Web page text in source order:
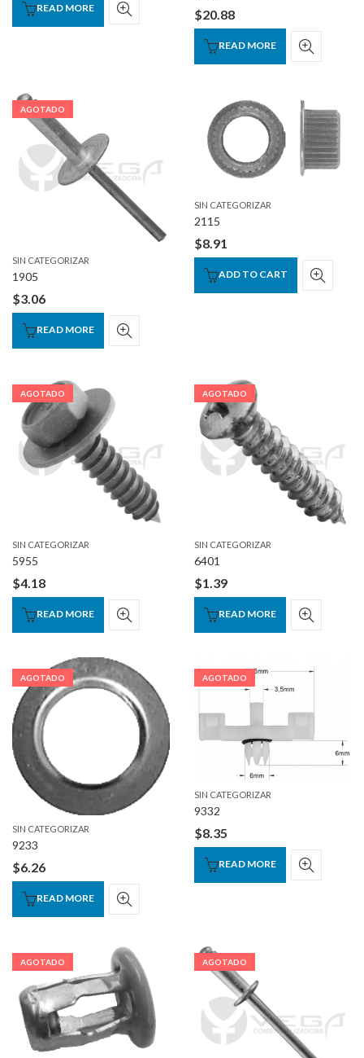
READ MORE $20.88
READ MORE
AGOTADO
SIN CATEGORIZAR
1905
$3.06
READ MORE
SIN CATEGORIZAR
2115
$8.91
ADD TO CART
AGOTADO
SIN CATEGORIZAR
5955
$4.18
READ MORE
AGOTADO
SIN CATEGORIZAR
6401
$1.39
READ MORE
AGOTADO
SIN CATEGORIZAR
9233
$6.26
READ MORE
AGOTADO
SIN CATEGORIZAR
9332
$8.35
READ MORE
AGOTADO AGOTADO